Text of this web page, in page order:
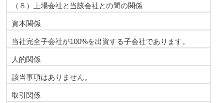
（８）上場会社と当該会社との間の関係
資本関係
当社完全子会社が100%を出資する子会社であります。
人的関係
該当事項はありません。
取引関係